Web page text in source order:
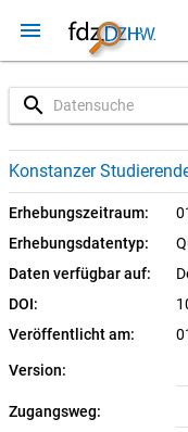
menu
search
Konstanzer
Erhebungszeitraum:
Erhebungsdatentyp:
Daten verfügbar auf:
DOI:
Veröffentlicht am:
Version:
1.0.0 (aktuell)
Zugangsweg:
SUF: Download
SUF: Remote-Desktop